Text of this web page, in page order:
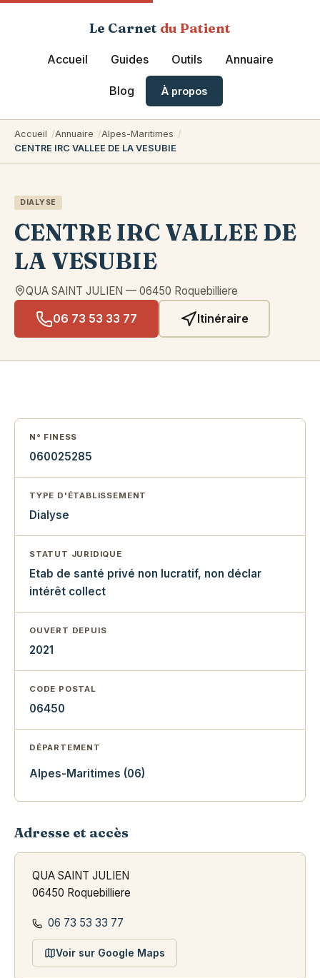
Le Carnet du Patient
Accueil Guides Outils Annuaire
Blog À propos
Accueil Annuaire
Alpes-Maritimes
CENTRE IRC VALLEE DE LA VESUBIE
DIALYSE
CENTRE IRC VALLEE DE
LA VESUBIE
QUA SAINT JULIEN — 06450 Roquebilliere
06 73 53 33 77 Itinéraire
N° FINESS
060025285
TYPE D'ÉTABLISSEMENT
Dialyse
STATUT JURIDIQUE
Etab de santé privé non lucratif, non déclar
intérêt collect
OUVERT DEPUIS
2021
CODE POSTAL
06450
DÉPARTEMENT
Alpes-Maritimes (06)
Adresse et accès
QUA SAINT JULIEN
06450 Roquebilliere
06 73 53 33 77
Voir sur Google Maps